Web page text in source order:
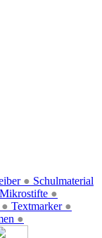
●
●
● Textmarker ●
●
Schulmaterial